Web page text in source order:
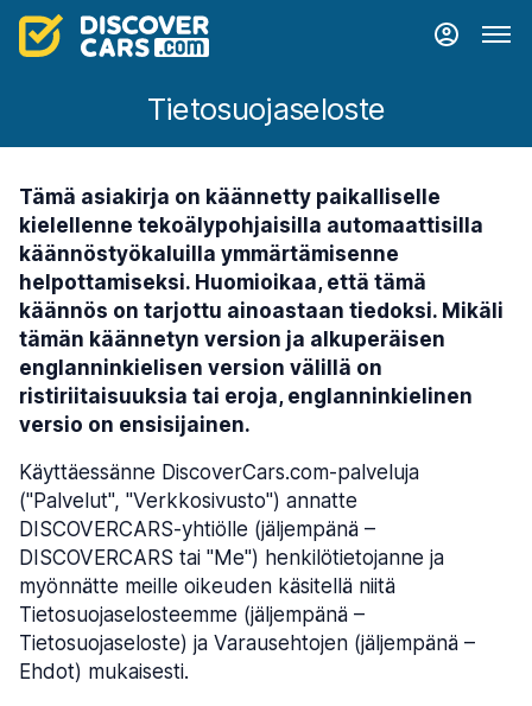
Tietosuojaseloste
Tämä asiakirja on käännetty paikalliselle
kielellenne tekoälypohjaisilla automaattisilla
käännöstyökaluilla ymmärtämisenne
helpottamiseksi. Huomioikaa, että tämä
käännös on tarjottu ainoastaan tiedoksi. Mikäli
tämän käännetyn version ja alkuperäisen
englanninkielisen version välillä on
ristiriitaisuuksia tai eroja, englanninkielinen
versio on ensisijainen.
Käyttäessänne DiscoverCars.com-palveluja
("Palvelut", "Verkkosivusto") annatte
DISCOVERCARS-yhtiölle (jäljempänä –
DISCOVERCARS tai "Me") henkilötietojanne ja
myönnätte meille oikeuden käsitellä niitä
Tietosuojaselosteemme (jäljempänä –
Tietosuojaseloste) ja Varausehtojen (jäljempänä –
Ehdot) mukaisesti.